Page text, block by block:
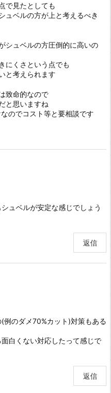
で見たとしても
ュベルの方が上と考えるべき
シュベルの方圧倒的に高いの
にくさという点でも
と考えられます
致命的なので
と思いますね
のでコスト等と要相談です
ュベルが安定な感じでしょう
返信
例のダメ70%カット)対策もある
白くない対応したって感じで
返信